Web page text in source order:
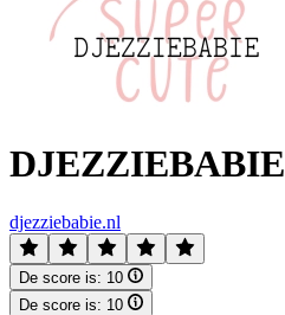
DJEZZIEBABIE
djezziebabie.nl
De score is: 10
De score is: 10